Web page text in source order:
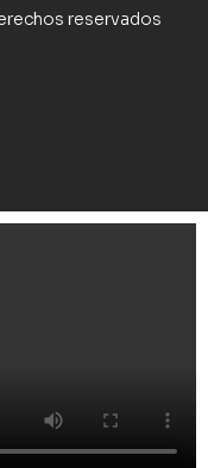
reservados